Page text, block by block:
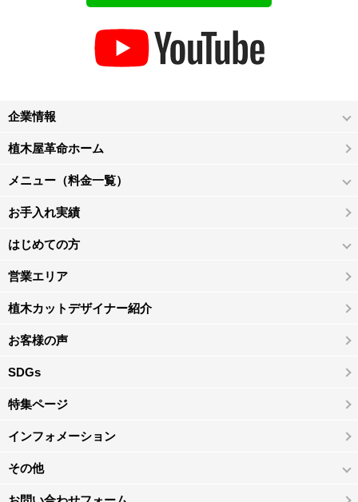
企業情報
植木屋革命ホーム
メニュー（料金一覧）
お手入れ実績
はじめての方
営業エリア
植木カットデザイナー紹介
お客様の声
SDGs
特集ページ
インフォメーション
その他